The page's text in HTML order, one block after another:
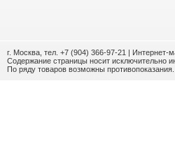
г. Москва, тел. +7 (904) 366-97-21 |
Содержание страницы носит исключительно
По ряду товаров возможны